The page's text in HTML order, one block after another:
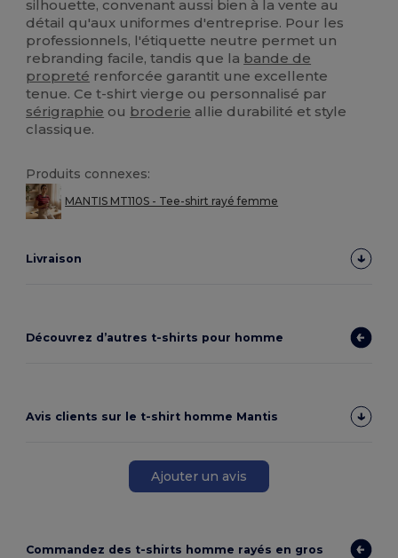
silhouette, convenant aussi bien à la vente au
détail qu'aux uniformes d'entreprise. Pour les
professionnels, l'étiquette neutre permet un
rebranding facile, tandis que la bande de
propreté renforcée garantit une excellente
tenue. Ce t-shirt vierge ou personnalisé par
sérigraphie ou broderie allie durabilité et style
classique.
Produits connexes:
MANTIS MT110S - Tee-shirt rayé femme
Livraison
Découvrez d’autres t-shirts pour homme
Avis clients sur le t-shirt homme Mantis
Ajouter un avis
Commandez des t-shirts homme rayés en gros